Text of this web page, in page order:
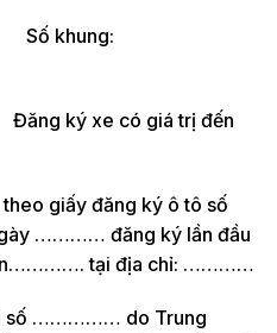
khung:
ký xe có giá trị đến
giấy đăng ký ô tô số
………… đăng ký lần đầu
tại địa chỉ: …………
số …………… do Trung